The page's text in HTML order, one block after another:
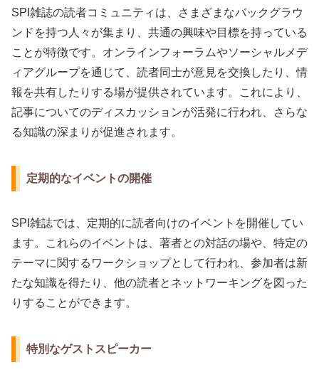
SPI雑誌の読者コミュニティは、さまざまなバックグラウ
ンドを持つ人々が集まり、共通の興味や目標を持っている
ことが特徴です。オンラインフォーラムやソーシャルメデ
ィアグループを通じて、読者同士が意見を交換したり、情
報を共有したりする場が提供されています。これにより、
記事についてのディスカッションが活発に行われ、さらな
る知識の深まりが促進されます。
定期的なイベントの開催
SPI雑誌では、定期的に読者向けのイベントを開催してい
ます。これらのイベントは、著者との対話の場や、特定の
テーマに関するワークショップとして行われ、参加者は新
たな知識を得たり、他の読者とネットワーキングを図った
りすることができます。
特別なゲストスピーカー